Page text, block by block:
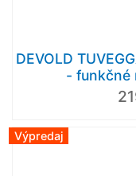
DEVOLD
- funkčné
Výpredaj